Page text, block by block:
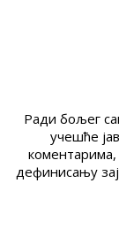
Ради бољег
учешће
коментарима,
дефинисању